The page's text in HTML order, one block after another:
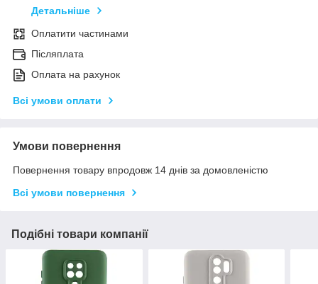
Детальніше
Оплатити частинами
Післяплата
Оплата на рахунок
Всі умови оплати
Умови повернення
Повернення товару впродовж 14 днів за домовленістю
Всі умови повернення
Подібні товари компанії